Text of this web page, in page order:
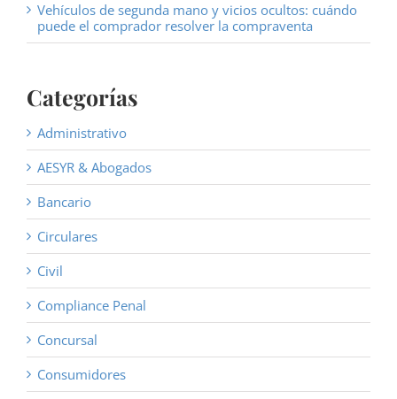
Vehículos de segunda mano y vicios ocultos: cuándo
puede el comprador resolver la compraventa
Categorías
Administrativo
AESYR & Abogados
Bancario
Circulares
Civil
Compliance Penal
Concursal
Consumidores